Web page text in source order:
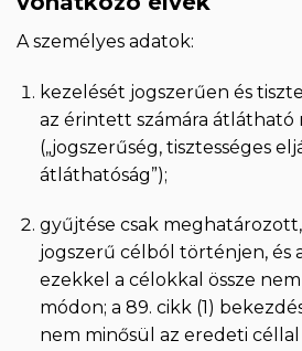
A személyes adatok:
kezelését jogszerűen és
az érintett számára átlátható
(„jogszerűség, tisztességes
átláthatóság”);
gyűjtése csak
jogszerű célból történjen, és
ezekkel a célokkal össze
módon; a 89. cikk (1)
nem minősül az eredeti céllal